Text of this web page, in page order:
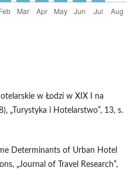
w Łodzi w XIX I na
„Turystyka i Hotelarstwo”, 13, s.
Determinants of Urban Hotel
„Journal of Travel Research”,